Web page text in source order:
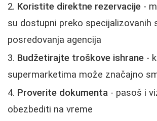
Koristite direktne rezervacije -
su dostupni preko specijalizovanih
posredovanja agencija
Budžetirajte troškove ishrane -
supermarketima može značajno
Proverite dokumenta - pasoš i
obezbediti na vreme